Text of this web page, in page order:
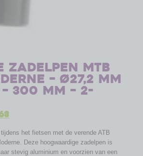
Zadelpen MTB
– Ø27,2 mm
300 mm – 2-
het fietsen met de verende ATB
Deze hoogwaardige zadelpen is
stevig aluminium en voorzien van een